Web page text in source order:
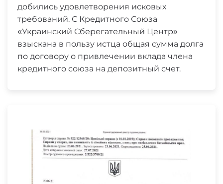
добились удовлетворения исковых
требований. С Кредитного Союза
«Украинский Сберегательный Центр»
взыскана в пользу истца общая сумма долга
по договору о привлечении вклада члена
кредитного союза на депозитный счет.